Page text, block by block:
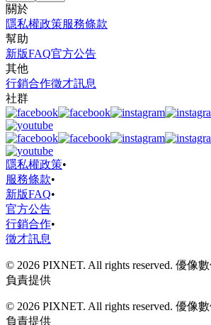
關於
隱私權政策服務條款
幫助
新版FAQ官方公告
其他
行銷合作徵才訊息
社群
隱私權政策•
服務條款•
新版FAQ•
官方公告
行銷合作•
徵才訊息
© 2026 PIXNET. All rights reserved. 優像
負責提供
© 2026 PIXNET. All rights reserved. 優像
負責提供